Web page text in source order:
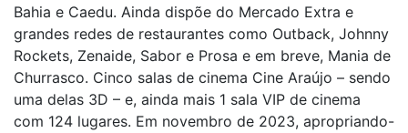
Bahia e Caedu. Ainda dispõe do Mercado Extra e
grandes redes de restaurantes como Outback, Johnny
Rockets, Zenaide, Sabor e Prosa e em breve, Mania de
Churrasco. Cinco salas de cinema Cine Araújo – sendo
uma delas 3D – e, ainda mais 1 sala VIP de cinema
com 124 lugares. Em novembro de 2023, apropriando-